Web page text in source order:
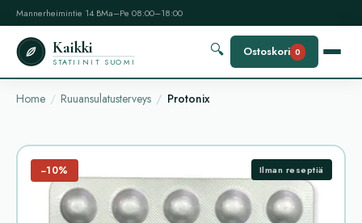
Mannerheimintie 14 BMa–Pe 08:00–18:00
Kaikki
STATIINIT SUOMI
🔍 Ostoskori 0
Home Ruuansulatusterveys Protonix
−10% Ilman reseptiä